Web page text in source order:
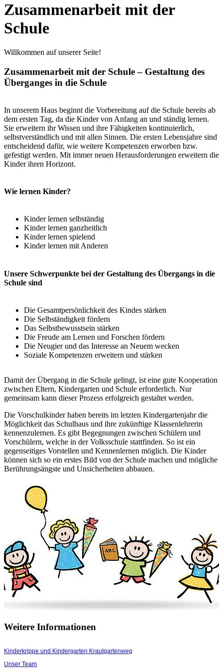
Zusammenarbeit mit der
Schule
Willkommen auf unserer Seite!
Zusammenarbeit mit der Schule – Gestaltung des
Überganges in die Schule
In unserem Haus beginnt die Vorbereitung auf die Schule bereits ab
dem ersten Tag, da die Kinder von Anfang an und ständig lernen.
Sie erweitern ihr Wissen und ihre Fähigkeiten kontinuierlich,
selbstverständlich und mit allen Sinnen. Die ersten Lebensjahre sind
entscheidend dafür, wie weitere Kompetenzen erworben bzw.
gefestigt werden. Mit immer neuen Herausforderungen erweitern die
Kinder ihren Horizont.
Wie lernen Kinder?
Kinder lernen selbständig
Kinder lernen ganzheitlich
Kinder lernen spielend
Kinder lernen mit Anderen
Unsere Schwerpunkte bei der Gestaltung des Übergangs in die
Schule sind
Die Gesamtpersönlichkeit des Kindes stärken
Die Selbständigkeit fördern
Das Selbstbewusstsein stärken
Die Freude am Lernen und Forschen fördern
Die Neugier und das Interesse an Neuem wecken
Soziale Kompetenzen erweitern und stärken
Damit der Übergang in die Schule gelingt, ist eine gute Kooperation
zwischen Eltern, Kindergarten und Schule erforderlich. Nur
gemeinsam kann dieser Prozess erfolgreich gestaltet werden.
Die Vorschulkinder haben bereits im letzten Kindergartenjahr die
Möglichkeit das Schulhaus und ihre zukünftige Klassenlehrerin
kennenzulernen. Es gibt Begegnungen zwischen Schülern und
Vorschülern, welche in der Volksschule stattfinden. So ist ein
gegenseitiges Vorstellen und Kennenlernen möglich. Die Kinder
können sich so ein erstes Bild von der Schule machen und mögliche
Berührungsängste und Unsicherheiten abbauen.
Weitere Informationen
Kinderkrippe und Kindergarten Krautgartenweg
Unser Team